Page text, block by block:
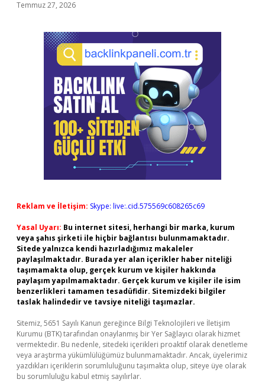
Temmuz 27, 2026
Reklam ve İletişim: Skype: live:.cid.575569c608265c69
Yasal Uyarı: Bu internet sitesi, herhangi bir marka, kurum
veya şahıs şirketi ile hiçbir bağlantısı bulunmamaktadır.
Sitede yalnızca kendi hazırladığımız makaleler
paylaşılmaktadır. Burada yer alan içerikler haber niteliği
taşımamakta olup, gerçek kurum ve kişiler hakkında
paylaşım yapılmamaktadır. Gerçek kurum ve kişiler ile isim
benzerlikleri tamamen tesadüfidir. Sitemizdeki bilgiler
taslak halindedir ve tavsiye niteliği taşımazlar.
Sitemiz, 5651 Sayılı Kanun gereğince Bilgi Teknolojileri ve İletişim
Kurumu (BTK) tarafından onaylanmış bir Yer Sağlayıcı olarak hizmet
vermektedir. Bu nedenle, sitedeki içerikleri proaktif olarak denetleme
veya araştırma yükümlülüğümüz bulunmamaktadır. Ancak, üyelerimiz
yazdıkları içeriklerin sorumluluğunu taşımakta olup, siteye üye olarak
bu sorumluluğu kabul etmiş sayılırlar.